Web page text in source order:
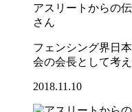
アスリートからの
さん
フェンシング界日
会の会長として考
2018.11.10